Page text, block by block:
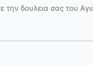
δουλεια σας του